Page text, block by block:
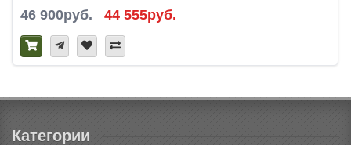
46 900руб. 44 555руб.
Категории